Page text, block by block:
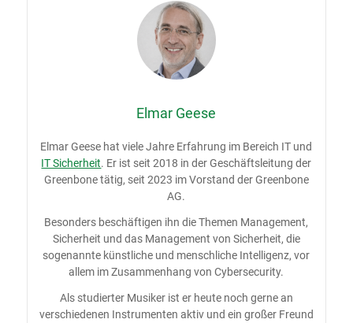
Elmar Geese
Elmar Geese hat viele Jahre Erfahrung im Bereich IT und
IT Sicherheit. Er ist seit 2018 in der Geschäftsleitung der
Greenbone tätig, seit 2023 im Vorstand der Greenbone
AG.
Besonders beschäftigen ihn die Themen Management,
Sicherheit und das Management von Sicherheit, die
sogenannte künstliche und menschliche Intelligenz, vor
allem im Zusammenhang von Cybersecurity.
Als studierter Musiker ist er heute noch gerne an
verschiedenen Instrumenten aktiv und ein großer Freund